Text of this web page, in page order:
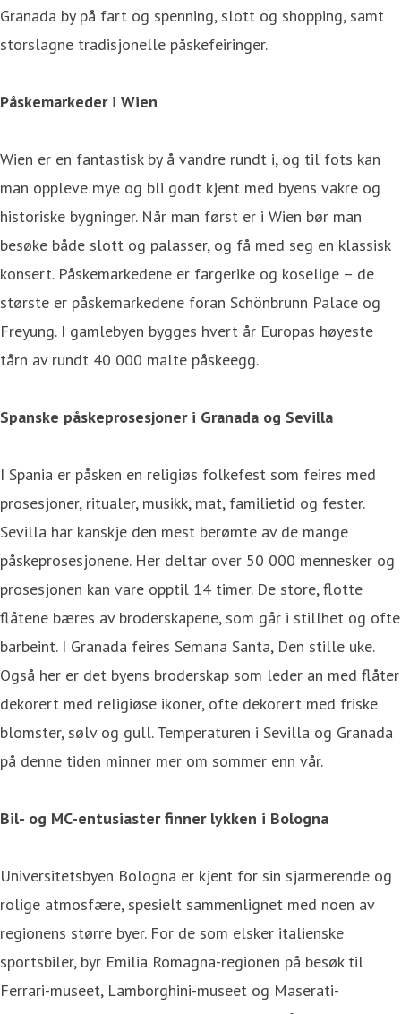
Granada by på fart og spenning, slott og shopping, samt
storslagne tradisjonelle påskefeiringer.
Påskemarkeder i Wien
Wien er en fantastisk by å vandre rundt i, og til fots kan
man oppleve mye og bli godt kjent med byens vakre og
historiske bygninger. Når man først er i Wien bør man
besøke både slott og palasser, og få med seg en klassisk
konsert. Påskemarkedene er fargerike og koselige – de
største er påskemarkedene foran Schönbrunn Palace og
Freyung. I gamlebyen bygges hvert år Europas høyeste
tårn av rundt 40 000 malte påskeegg.
Spanske påskeprosesjoner i Granada og Sevilla
I Spania er påsken en religiøs folkefest som feires med
prosesjoner, ritualer, musikk, mat, familietid og fester.
Sevilla har kanskje den mest berømte av de mange
påskeprosesjonene. Her deltar over 50 000 mennesker og
prosesjonen kan vare opptil 14 timer. De store, flotte
flåtene bæres av broderskapene, som går i stillhet og ofte
barbeint. I Granada feires Semana Santa, Den stille uke.
Også her er det byens broderskap som leder an med flåter
dekorert med religiøse ikoner, ofte dekorert med friske
blomster, sølv og gull. Temperaturen i Sevilla og Granada
på denne tiden minner mer om sommer enn vår.
Bil- og MC-entusiaster finner lykken i Bologna
Universitetsbyen Bologna er kjent for sin sjarmerende og
rolige atmosfære, spesielt sammenlignet med noen av
regionens større byer. For de som elsker italienske
sportsbiler, byr Emilia Romagna-regionen på besøk til
Ferrari-museet, Lamborghini-museet og Maserati-